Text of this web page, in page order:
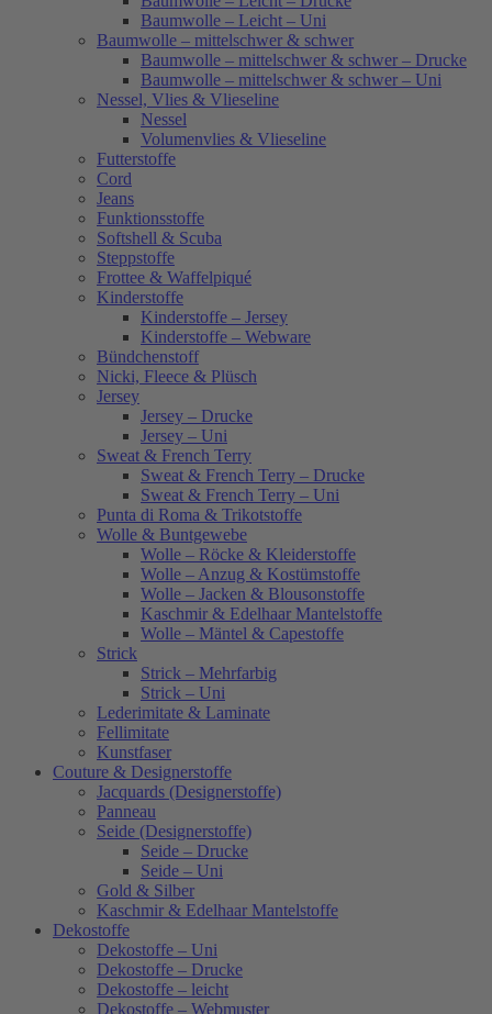
Baumwolle – Leicht – Uni
Baumwolle – mittelschwer & schwer
Baumwolle – mittelschwer & schwer – Drucke
Baumwolle – mittelschwer & schwer – Uni
Nessel, Vlies & Vlieseline
Nessel
Volumenvlies & Vlieseline
Futterstoffe
Cord
Jeans
Funktionsstoffe
Softshell & Scuba
Steppstoffe
Frottee & Waffelpiqué
Kinderstoffe
Kinderstoffe – Jersey
Kinderstoffe – Webware
Bündchenstoff
Nicki, Fleece & Plüsch
Jersey
Jersey – Drucke
Jersey – Uni
Sweat & French Terry
Sweat & French Terry – Drucke
Sweat & French Terry – Uni
Punta di Roma & Trikotstoffe
Wolle & Buntgewebe
Wolle – Röcke & Kleiderstoffe
Wolle – Anzug & Kostümstoffe
Wolle – Jacken & Blousonstoffe
Kaschmir & Edelhaar Mantelstoffe
Wolle – Mäntel & Capestoffe
Strick
Strick – Mehrfarbig
Strick – Uni
Lederimitate & Laminate
Fellimitate
Kunstfaser
Couture & Designerstoffe
Jacquards (Designerstoffe)
Panneau
Seide (Designerstoffe)
Seide – Drucke
Seide – Uni
Gold & Silber
Kaschmir & Edelhaar Mantelstoffe
Dekostoffe
Dekostoffe – Uni
Dekostoffe – Drucke
Dekostoffe – leicht
Dekostoffe – Webmuster